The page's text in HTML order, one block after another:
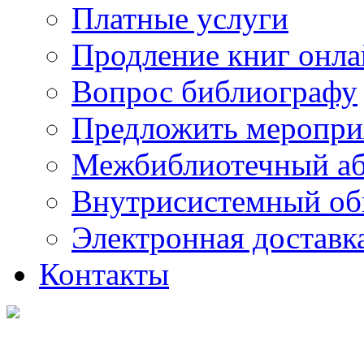
Платные услуги
Продление книг
Вопрос библиографу
Предложить
Межбиблиотечный
Внутрисистемный
Электронная
Контакты